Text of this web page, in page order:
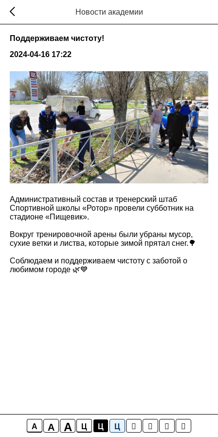
A A A Ц Ц Ц
Новости академии
Поддерживаем чистоту!
2024-04-16 17:22
Административный состав и тренерский штаб
Спортивной школы «Ротор» провели субботник на
стадионе «Пищевик».
Вокруг тренировочной арены были убраны мусор,
сухие ветки и листва, которые зимой прятал снег.🌳
Соблюдаем и поддерживаем чистоту с заботой о
любимом городе 🌿💙